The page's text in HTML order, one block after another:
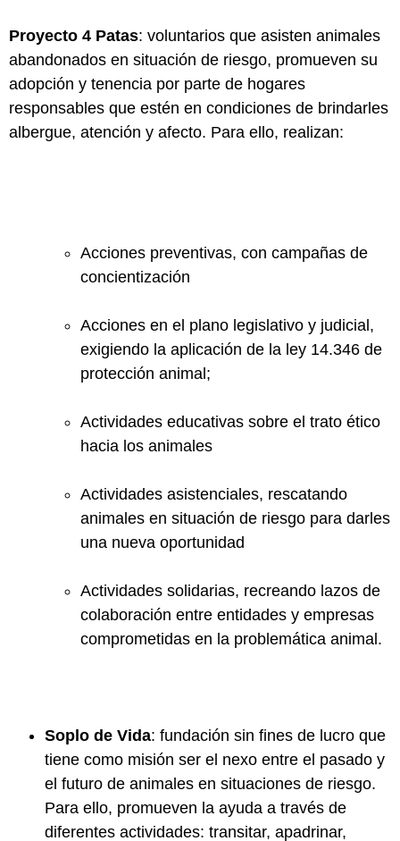
Proyecto 4 Patas: voluntarios que asisten animales
abandonados en situación de riesgo, promueven su
adopción y tenencia por parte de hogares
responsables que estén en condiciones de brindarles
albergue, atención y afecto. Para ello, realizan:
Acciones preventivas, con campañas de
concientización
Acciones en el plano legislativo y judicial,
exigiendo la aplicación de la ley 14.346 de
protección animal;
Actividades educativas sobre el trato ético
hacia los animales
Actividades asistenciales, rescatando
animales en situación de riesgo para darles
una nueva oportunidad
Actividades solidarias, recreando lazos de
colaboración entre entidades y empresas
comprometidas en la problemática animal.
Soplo de Vida: fundación sin fines de lucro que
tiene como misión ser el nexo entre el pasado y
el futuro de animales en situaciones de riesgo.
Para ello, promueven la ayuda a través de
diferentes actividades: transitar, apadrinar,